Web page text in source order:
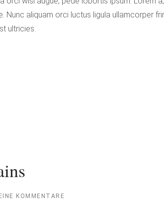
Nunc aliquam orci luctus ligula ullamcorper
ultricies.
KOMMENTARE